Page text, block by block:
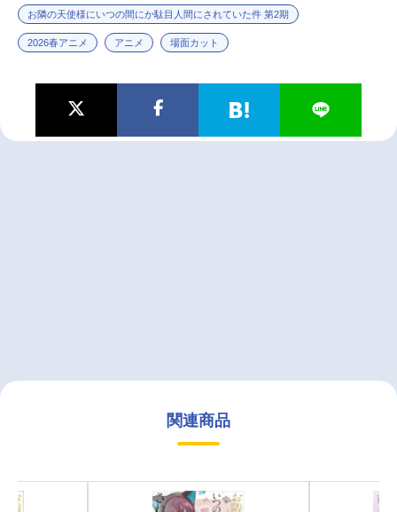
お隣の天使様にいつの間にか駄目人間にされていた件 第2期
2026春アニメ アニメ 場面カット
関連商品